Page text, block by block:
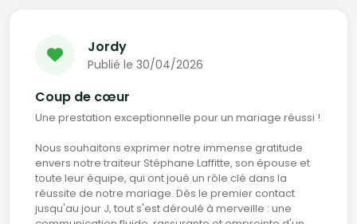
Jordy
Publié le 30/04/2026
Coup de cœur
Une prestation exceptionnelle pour un mariage réussi !
Nous souhaitons exprimer notre immense gratitude
envers notre traiteur Stéphane Laffitte, son épouse et
toute leur équipe, qui ont joué un rôle clé dans la
réussite de notre mariage. Dès le premier contact
jusqu'au jour J, tout s'est déroulé à merveille : une